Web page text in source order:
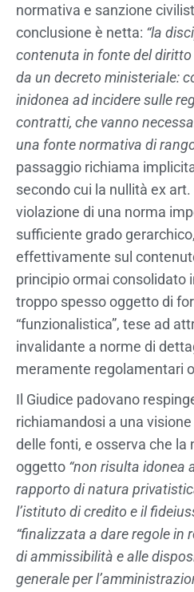
normativa e sanzione
conclusione è netta: “la
contenuta in fonte del
da un decreto ministeriale:
inidonea ad incidere sulle
contratti, che vanno
una fonte normativa di
passaggio richiama
secondo cui la nullità ex
violazione di una norma
sufficiente grado
effettivamente sul
principio ormai consolidato
troppo spesso oggetto di
“funzionalistica”, tese ad
invalidante a norme di
meramente regolamentari
Il Giudice padovano
richiamandosi a una
delle fonti, e osserva che la
oggetto “non risulta idonea
rapporto di natura
l’istituto di credito e il
“finalizzata a dare regole in
di ammissibilità e alle
generale per